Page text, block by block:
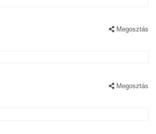
Megosztás
Megosztás